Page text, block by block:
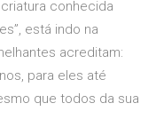
conhecida
está indo na
acreditam:
para eles até
que todos da sua